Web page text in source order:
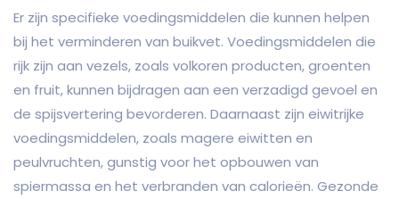
Er zijn specifieke voedingsmiddelen die kunnen helpen
bij het verminderen van buikvet. Voedingsmiddelen die
rijk zijn aan vezels, zoals volkoren producten, groenten
en fruit, kunnen bijdragen aan een verzadigd gevoel en
de spijsvertering bevorderen. Daarnaast zijn eiwitrijke
voedingsmiddelen, zoals magere eiwitten en
peulvruchten, gunstig voor het opbouwen van
spiermassa en het verbranden van calorieën. Gezonde